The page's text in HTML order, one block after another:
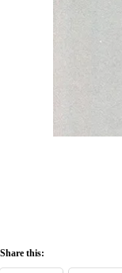
Share this: